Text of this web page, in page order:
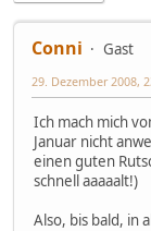
Conni Gast
29. Dezember 2008,
Ich mach mich
Januar nicht
einen guten
schnell aaaaalt!)
Also, bis bald, in